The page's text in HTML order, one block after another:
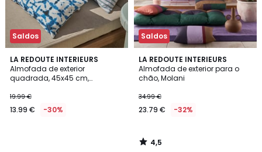
Saldos
LA REDOUTE INTERIEURS
Almofada de exterior
quadrada, 45x45 cm,
19.99 €
13.99 € -30%
Saldos
LA REDOUTE INTERIEURS
Almofada de exterior para o
chão, Molani
34.99 €
23.79 € -32%
4,5
/ 5
4,5
/